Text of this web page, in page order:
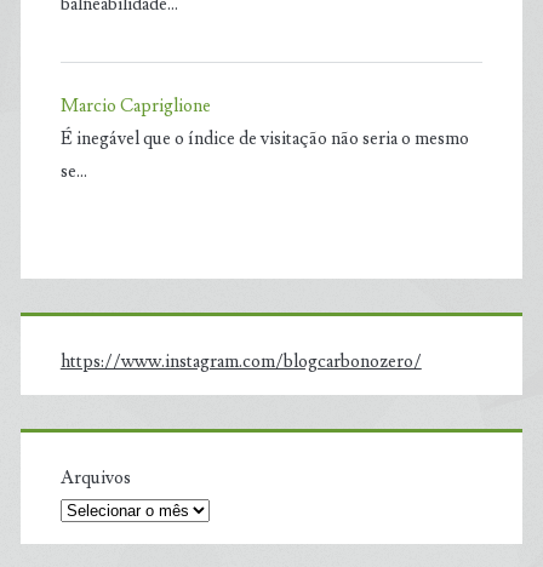
Marcio Capriglione
É inegável que o índice de visitação não seria o mesmo
se…
https://www.instagram.com/blogcarbonozero/
Arquivos